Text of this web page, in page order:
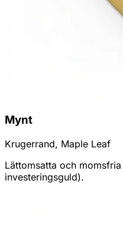
Mynt
Krugerrand, Maple Leaf
Lättomsatta och
investeringsguld).